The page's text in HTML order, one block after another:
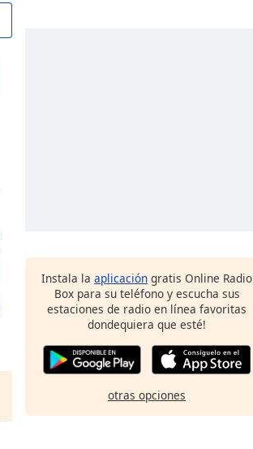
Instala la aplicación gratis Online Radio
Box para su teléfono y escucha sus
estaciones de radio en línea favoritas
dondequiera que esté!
otras opciones